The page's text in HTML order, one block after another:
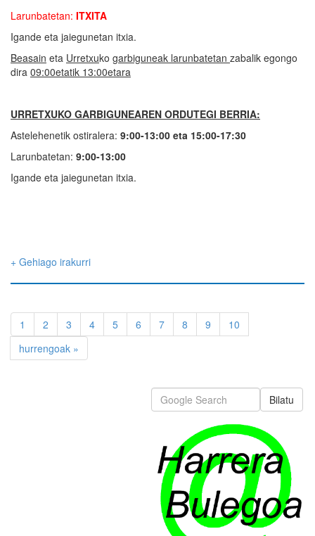
Larunbatetan: ITXITA
Igande eta jaiegunetan itxia.
Beasain eta Urretxuko garbiguneak larunbatetan zabalik egongo
dira 09:00etatik 13:00etara
URRETXUKO GARBIGUNEAREN ORDUTEGI BERRIA:
Astelehenetik ostiralera: 9:00-13:00 eta 15:00-17:30
Larunbatetan: 9:00-13:00
Igande eta jaiegunetan itxia.
+ Gehiago irakurri
1 2 3 4 5 6 7 8 9
10
hurrengoak »
Bilatu